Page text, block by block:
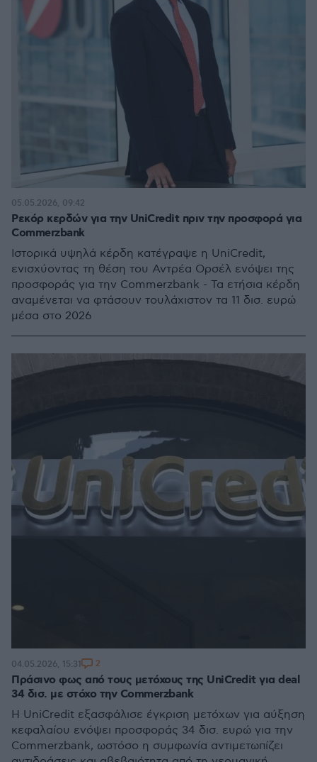
Ρεκόρ κερδών για την UniCredit πριν την προσφορά για
Commerzbank
Ιστορικά υψηλά κέρδη κατέγραψε η UniCredit,
ενισχύοντας τη θέση του Αντρέα Ορσέλ ενόψει της
προσφοράς για την Commerzbank - Τα ετήσια κέρδη
αναμένεται να φτάσουν τουλάχιστον τα 11 δισ. ευρώ
μέσα στο 2026
05.05.2026, 09:42
Πράσινο φως από τους μετόχους της UniCredit για deal
34 δισ. με στόχο την Commerzbank
Η UniCredit εξασφάλισε έγκριση μετόχων για αύξηση
κεφαλαίου ενόψει προσφοράς 34 δισ. ευρώ για την
Commerzbank, ωστόσο η συμφωνία αντιμετωπίζει
04.05.2026, 15:31 2